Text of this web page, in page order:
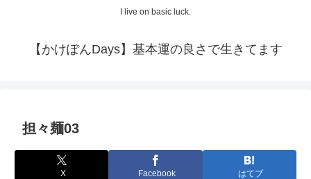
I live on basic luck.
【かけぽんDays】基本運の良さで生きてます
担々麺03
X Facebook はてブ